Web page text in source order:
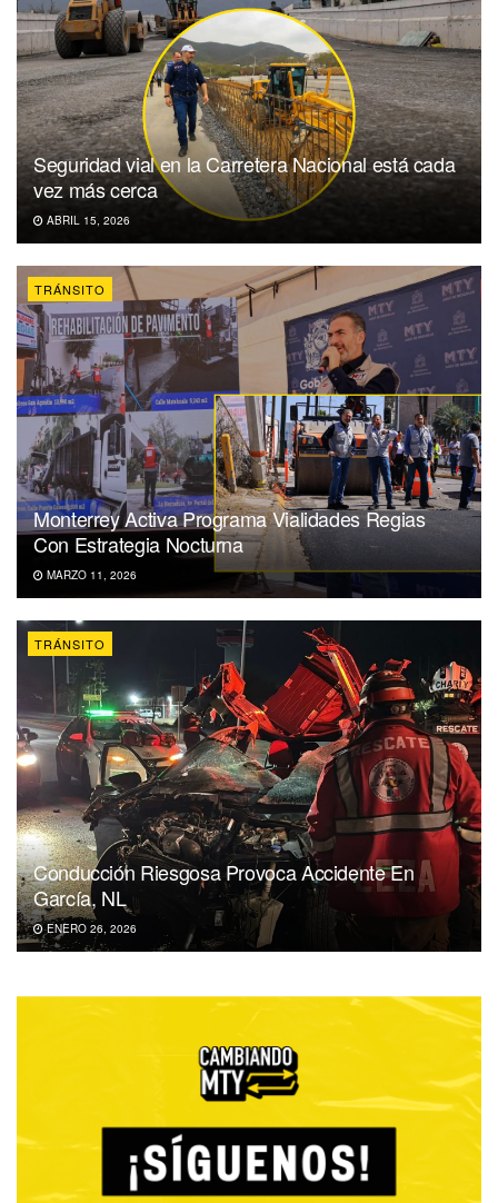
Seguridad vial en la Carretera Nacional está cada
vez más cerca
ABRIL 15, 2026
TRÁNSITO
Monterrey Activa Programa Vialidades Regias
Con Estrategia Nocturna
MARZO 11, 2026
TRÁNSITO
Conducción Riesgosa Provoca Accidente En
García, NL
ENERO 26, 2026